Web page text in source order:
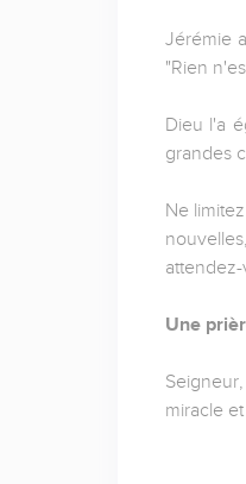
Jérémie
"Rien
Dieu l'a
grandes
Ne
Une
miracle